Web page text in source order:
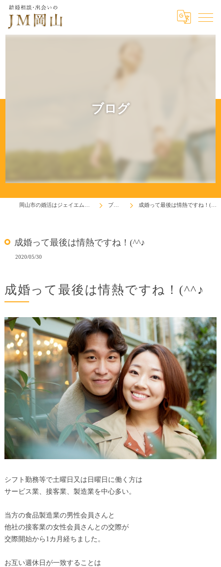
ブログ
ブログ 成婚って最後は情熱ですね！(^^♪
成婚って最後は情熱ですね！(^^♪
2020/05/30
成婚って最後は情熱ですね！(^^♪
シフト勤務等で土曜日又は日曜日に働く方は
サービス業、接客業、製造業を中心多い。
当方の食品製造業の男性会員さんと
他社の接客業の女性会員さんとの交際が
交際開始から1カ月経ちました。
お互い週休日が一致することは